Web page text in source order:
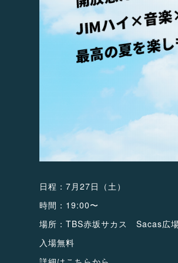
日程：7月27日（土）
時間：19:00〜
場所：TBS赤坂サカス Sacas広
入場無料